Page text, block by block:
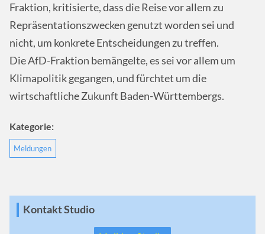
Fraktion, kritisierte, dass die Reise vor allem zu
Repräsentationszwecken genutzt worden sei und
nicht, um konkrete Entscheidungen zu treffen.
Die AfD-Fraktion bemängelte, es sei vor allem um
Klimapolitik gegangen, und fürchtet um die
wirtschaftliche Zukunft Baden-Württembergs.
Kategorie:
Meldungen
Kontakt Studio